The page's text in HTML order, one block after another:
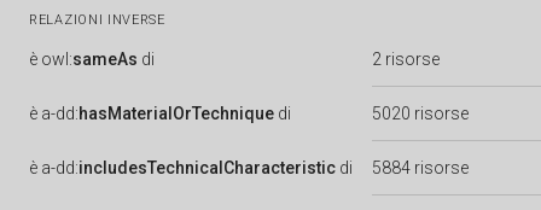
RELAZIONI INVERSE
è owl:sameAs di 2 risorse
è a-dd:hasMaterialOrTechnique di 5020 risorse
è a-dd:includesTechnicalCharacteristic di 5884 risorse